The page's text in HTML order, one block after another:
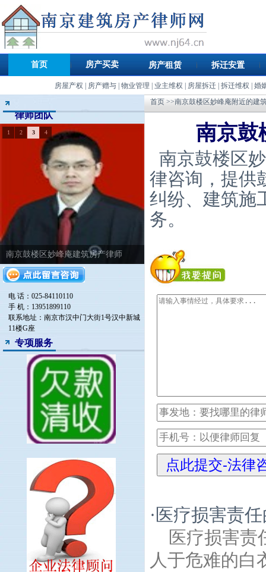
首页 房产买卖 房产租赁 拆迁安置
房屋产权 房产赠与| 物业管理 业主维权 房屋拆迁| 拆迁维权 婚
律师团队
南京鼓楼区妙峰庵建筑房产律师
1 2 3 4
电 话：025-84110110
手 机：13951899110
联系地址：南京市汉中门大街1号汉中新城
11楼G座
专项服务
首页 >>南京鼓楼区妙峰庵附近的建
南京鼓
南京鼓楼区
律咨询，提供
纠纷、建筑施
务。
· 医疗损害责
医疗损害责
人于危难的白